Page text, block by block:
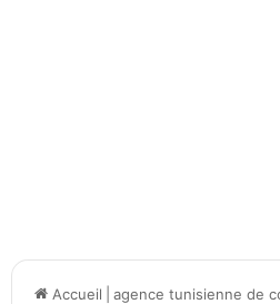
Accueil agence tunisienne de